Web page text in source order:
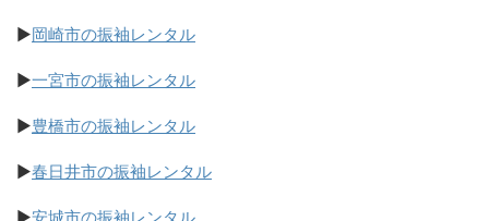
▶岡崎市の振袖レンタル
▶一宮市の振袖レンタル
▶豊橋市の振袖レンタル
▶春日井市の振袖レンタル